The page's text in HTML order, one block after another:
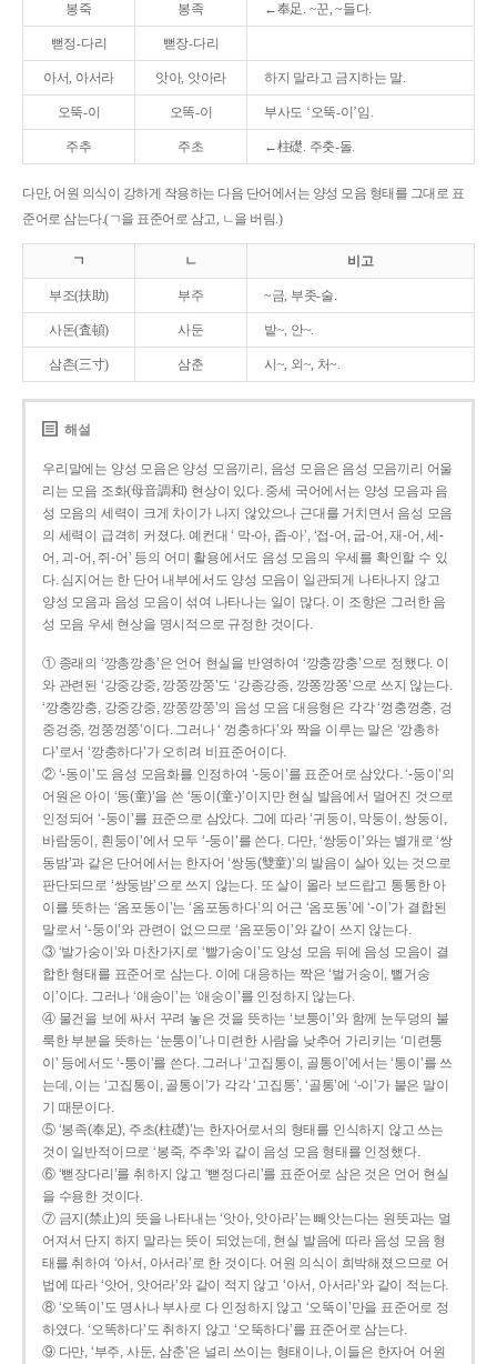
봉죽 봉족 ←奉足. ~꾼, ~들다.
뻗정-다리 뻗장-다리
아서, 아서라 앗아, 앗아라 하지 말라고 금지하는 말.
오뚝-이 오똑-이 부사도 ‘오뚝-이’임.
주추 주초 ←柱礎. 주춧-돌.
다만, 어원 의식이 강하게 작용하는 다음 단어에서는 양성 모음 형태를 그대로 표
준어로 삼는다.(ㄱ을 표준어로 삼고, ㄴ을 버림.)
ㄱ ㄴ 비고
부조(扶助) 부주 ~금, 부좃-술.
사돈(査頓) 사둔 밭~, 안~.
삼촌(三寸) 삼춘 시~, 외~, 처~.
해설
우리말에는 양성 모음은 양성 모음끼리, 음성 모음은 음성 모음끼리 어울
리는 모음 조화(母音調和) 현상이 있다. 중세 국어에서는 양성 모음과 음
성 모음의 세력이 크게 차이가 나지 않았으나 근대를 거치면서 음성 모음
의 세력이 급격히 커졌다. 예컨대 ‘ 막-아, 좁-아’, ‘접-어, 굽-어, 재-어, 세-
어, 괴-어, 쥐-어’ 등의 어미 활용에서도 음성 모음의 우세를 확인할 수 있
다. 심지어는 한 단어 내부에서도 양성 모음이 일관되게 나타나지 않고
양성 모음과 음성 모음이 섞여 나타나는 일이 많다. 이 조항은 그러한 음
성 모음 우세 현상을 명시적으로 규정한 것이다.
① 종래의 ‘깡총깡총’은 언어 현실을 반영하여 ‘깡충깡충’으로 정했다. 이
와 관련된 ‘강중강중, 깡쭝깡쭝’도 ‘강종강종, 깡쫑깡쫑’으로 쓰지 않는다.
‘깡충깡충, 강중강중, 깡쭝깡쭝’의 음성 모음 대응형은 각각 ‘껑충껑충, 겅
중겅중, 껑쭝껑쭝’이다. 그러나 ‘ 껑충하다’와 짝을 이루는 말은 ‘깡총하
다’로서 ‘깡충하다’가 오히려 비표준어이다.
② ‘-동이’도 음성 모음화를 인정하여 ‘-둥이’를 표준어로 삼았다. ‘-둥이’의
어원은 아이 ‘동(童)’을 쓴 ‘동이(童-)’이지만 현실 발음에서 멀어진 것으로
인정되어 ‘-둥이’를 표준으로 삼았다. 그에 따라 ‘귀둥이, 막둥이, 쌍둥이,
바람둥이, 흰둥이’에서 모두 ‘-둥이’를 쓴다. 다만, ‘쌍둥이’와는 별개로 ‘쌍
동밤’과 같은 단어에서는 한자어 ‘쌍동(雙童)’의 발음이 살아 있는 것으로
판단되므로 ‘쌍둥밤’으로 쓰지 않는다. 또 살이 올라 보드랍고 통통한 아
이를 뜻하는 ‘옴포동이’는 ‘옴포동하다’의 어근 ‘옴포동’에 ‘-이’가 결합된
말로서 ‘-둥이’와 관련이 없으므로 ‘옴포둥이’와 같이 쓰지 않는다.
③ ‘발가숭이’와 마찬가지로 ‘빨가숭이’도 양성 모음 뒤에 음성 모음이 결
합한 형태를 표준어로 삼는다. 이에 대응하는 짝은 ‘벌거숭이, 뻘거숭
이’이다. 그러나 ‘애송이’는 ‘애숭이’를 인정하지 않는다.
④ 물건을 보에 싸서 꾸려 놓은 것을 뜻하는 ‘보퉁이’와 함께 눈두덩의 불
룩한 부분을 뜻하는 ‘눈퉁이’나 미련한 사람을 낮추어 가리키는 ‘미련퉁
이’ 등에서도 ‘-퉁이’를 쓴다. 그러나 ‘고집통이, 골통이’에서는 ‘통이’를 쓰
는데, 이는 ‘고집통이, 골통이’가 각각 ‘고집통’, ‘골통’에 ‘-이’가 붙은 말이
기 때문이다.
⑤ ‘봉족(奉足), 주초(柱礎)’는 한자어로서의 형태를 인식하지 않고 쓰는
것이 일반적이므로 ‘봉죽, 주추’와 같이 음성 모음 형태를 인정했다.
⑥ ‘뻗장다리’를 취하지 않고 ‘뻗정다리’를 표준어로 삼은 것은 언어 현실
을 수용한 것이다.
⑦ 금지(禁止)의 뜻을 나타내는 ‘앗아, 앗아라’는 빼앗는다는 원뜻과는 멀
어져서 단지 하지 말라는 뜻이 되었는데, 현실 발음에 따라 음성 모음 형
태를 취하여 ‘아서, 아서라’로 한 것이다. 어원 의식이 희박해졌으므로 어
법에 따라 ‘앗어, 앗어라’와 같이 적지 않고 ‘아서, 아서라’와 같이 적는다.
⑧ ‘오똑이’도 명사나 부사로 다 인정하지 않고 ‘오뚝이’만을 표준어로 정
하였다. ‘오똑하다’도 취하지 않고 ‘오뚝하다’를 표준어로 삼는다.
⑨ 다만, ‘부주, 사둔, 삼춘’은 널리 쓰이는 형태이나, 이들은 한자어 어원